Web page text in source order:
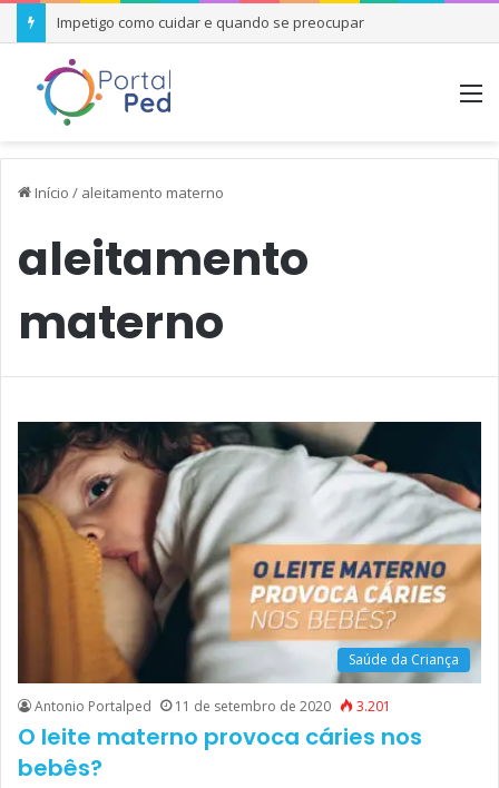
Impetigo como cuidar e quando se preocupar
Início / aleitamento materno
aleitamento
materno
Saúde da Criança
Antonio Portalped 11 de setembro de 2020 3.201
O leite materno provoca cáries nos
bebês?